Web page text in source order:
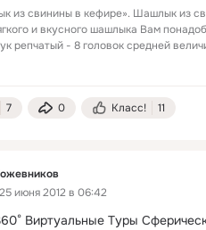
из свинины в кефире». Шашлык из
и вкусного шашлыка Вам понадобятся: свинина
репчатый - 8 головок средней
7 0 Класс! 11
июня 2012 в 06:42
Виртуальные Туры